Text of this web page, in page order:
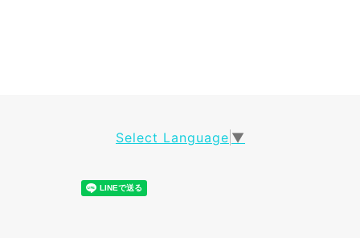
Select Language ▼